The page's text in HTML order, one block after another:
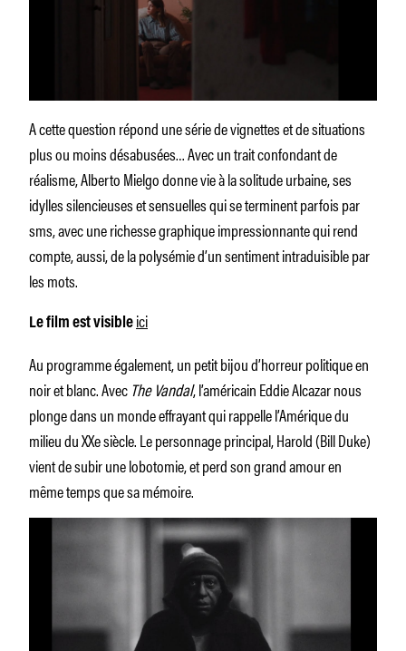
A cette question répond une série de vignettes et de situations
plus ou moins désabusées… Avec un trait confondant de
réalisme, Alberto Mielgo donne vie à la solitude urbaine, ses
idylles silencieuses et sensuelles qui se terminent parfois par
sms, avec une richesse graphique impressionnante qui rend
compte, aussi, de la polysémie d’un sentiment intraduisible par
les mots.
Le film est visible ici
Au programme également, un petit bijou d’horreur politique en
noir et blanc. Avec The Vandal, l’américain Eddie Alcazar nous
plonge dans un monde effrayant qui rappelle l’Amérique du
milieu du XXe siècle. Le personnage principal, Harold (Bill Duke)
vient de subir une lobotomie, et perd son grand amour en
même temps que sa mémoire.